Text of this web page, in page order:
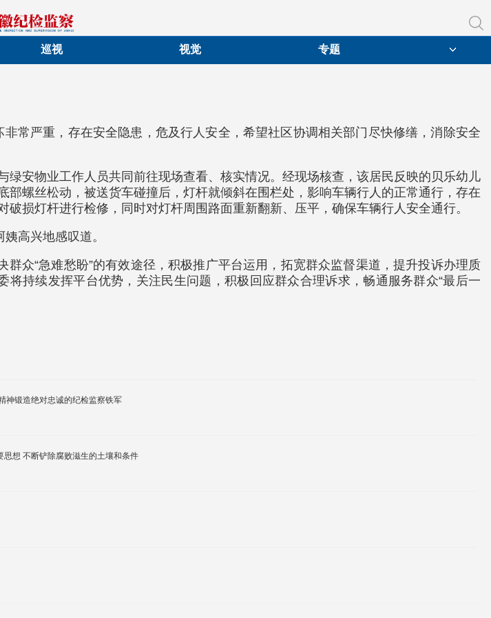
巡视 视觉 专题
常严重，存在安全隐患，危及行人安全，希望社区协调相关部门尽快修缮，消除安全
安物业工作人员共同前往现场查看、核实情况。经现场核查，该居民反映的贝乐幼儿
螺丝松动，被送货车碰撞后，灯杆就倾斜在围栏处，影响车辆行人的正常通行，存在
损灯杆进行检修，同时对灯杆周围路面重新翻新、压平，确保车辆行人安全通行。
高兴地感叹道。
众“急难愁盼”的有效途径，积极推广平台运用，拓宽群众监督渠道，提升投诉办理质
持续发挥平台优势，关注民生问题，积极回应群众合理诉求，畅通服务群众“最后一
神锻造绝对忠诚的纪检监察铁军
想 不断铲除腐败滋生的土壤和条件